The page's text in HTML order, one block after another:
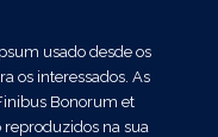
usado desde os
os interessados. As
Bonorum et
na sua